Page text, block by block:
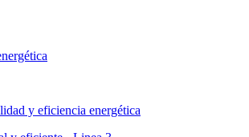
y eficiencia energética